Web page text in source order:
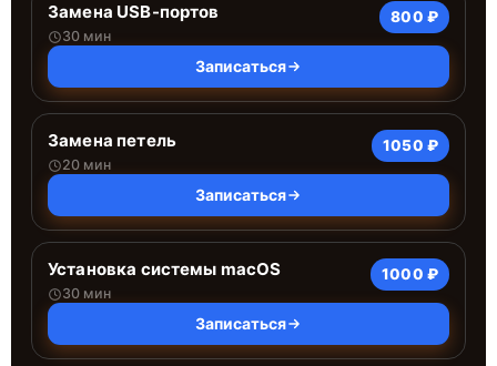
Замена USB-портов
30 мин
800 ₽
Записаться
Замена петель
20 мин
1050 ₽
Записаться
Установка системы macOS
30 мин
1000 ₽
Записаться